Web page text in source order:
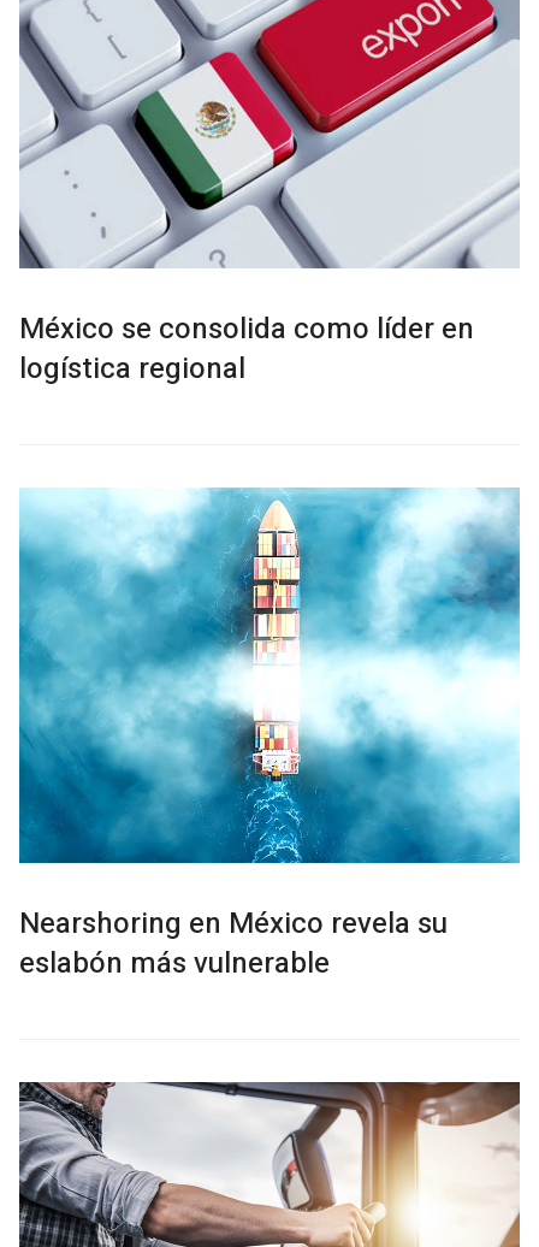
México se consolida como líder en
logística regional
Nearshoring en México revela su
eslabón más vulnerable